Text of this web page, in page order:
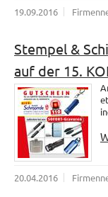
19.09.2016
Stempel &
auf der 15.
20.04.2016